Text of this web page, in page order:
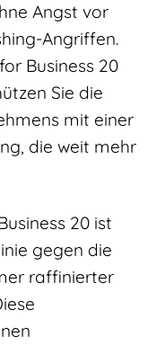
Angst vor
Angriffen.
Business 20
Sie die
mit einer
die weit mehr
20 ist
gegen die
raffinierter